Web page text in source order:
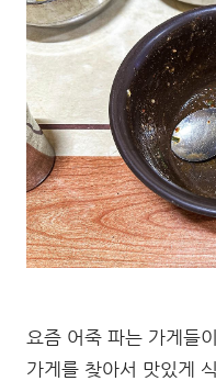
요즘 어죽 파는 가게들
가게를 찾아서 맛있게